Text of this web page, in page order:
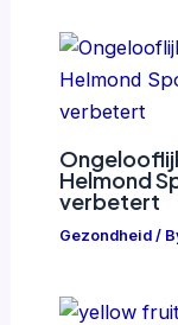
Helmond
verbetert
Gezondheid/